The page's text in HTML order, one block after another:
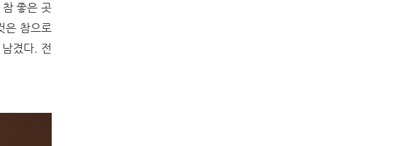
좋은 곳
은 참으로
겼다. 전